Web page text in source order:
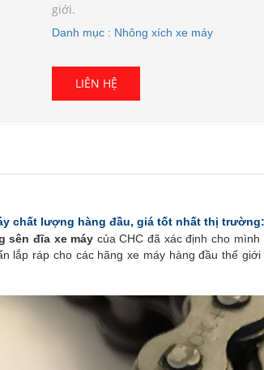
giới.
Danh mục : Nhông xích xe máy
chất lượng hàng đầu, giá tốt nhất thị trường:
sên đĩa xe máy của CHC đã xác định cho
lắp ráp cho các hãng xe máy hàng đầu thế